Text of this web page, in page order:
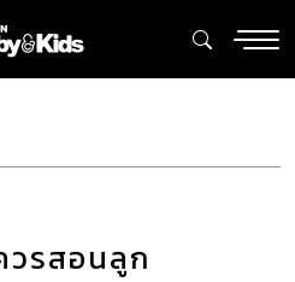
วรสอนลูก